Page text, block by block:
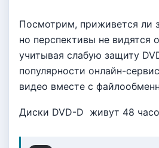
Посмотрим, приживется ли
но перспективы не видятся
учитывая слабую защиту
популярности онлайн-
видео вместе с
Диски DVD-D живут 48